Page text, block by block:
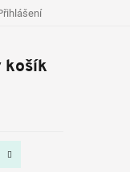
Nákupní
košík